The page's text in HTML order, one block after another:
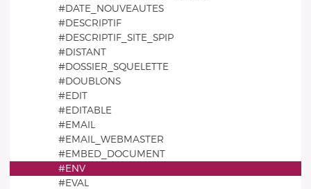
#DATE_NOUVEAUTES
#DESCRIPTIF
#DESCRIPTIF_SITE_SPIP
#DISTANT
#DOSSIER_SQUELETTE
#DOUBLONS
#EDIT
#EDITABLE
#EMAIL
#EMAIL_WEBMASTER
#EMBED_DOCUMENT
#ENV
#EVAL